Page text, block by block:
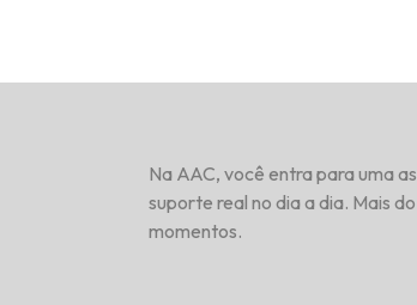
Na AAC, você entra para uma
suporte real no dia a dia. Mais
momentos.